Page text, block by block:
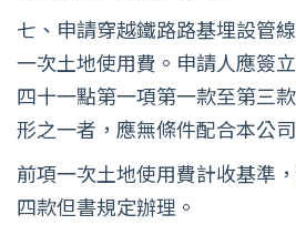
七、申請穿越鐵路路基埋設管
一次土地使用費。申請人應簽
四十一點第一項第一款至第三
形之一者，應無條件配合本公
前項一次土地使用費計收基準
四款但書規定辦理。